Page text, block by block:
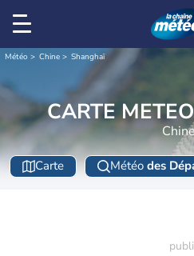
Météo Chine Shanghaï
CARTE
Carte Météo des